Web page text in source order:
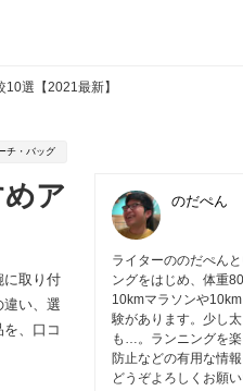
選【2021最新】
チ・バッグ
ア
に取り付
い、選
、口コ
のだぺん
ライターののだぺん
ングをはじめ、体重
10kmマラソンや
験があります。少し
も…。ランニングを
防止などの有用な情
どうぞよろしくお願い